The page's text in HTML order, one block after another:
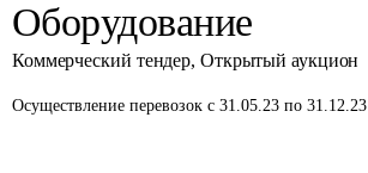
Оборудование
Коммерческий тендер, Открытый аукцион
Осуществление перевозок с 31.05.23 по 31.12.23